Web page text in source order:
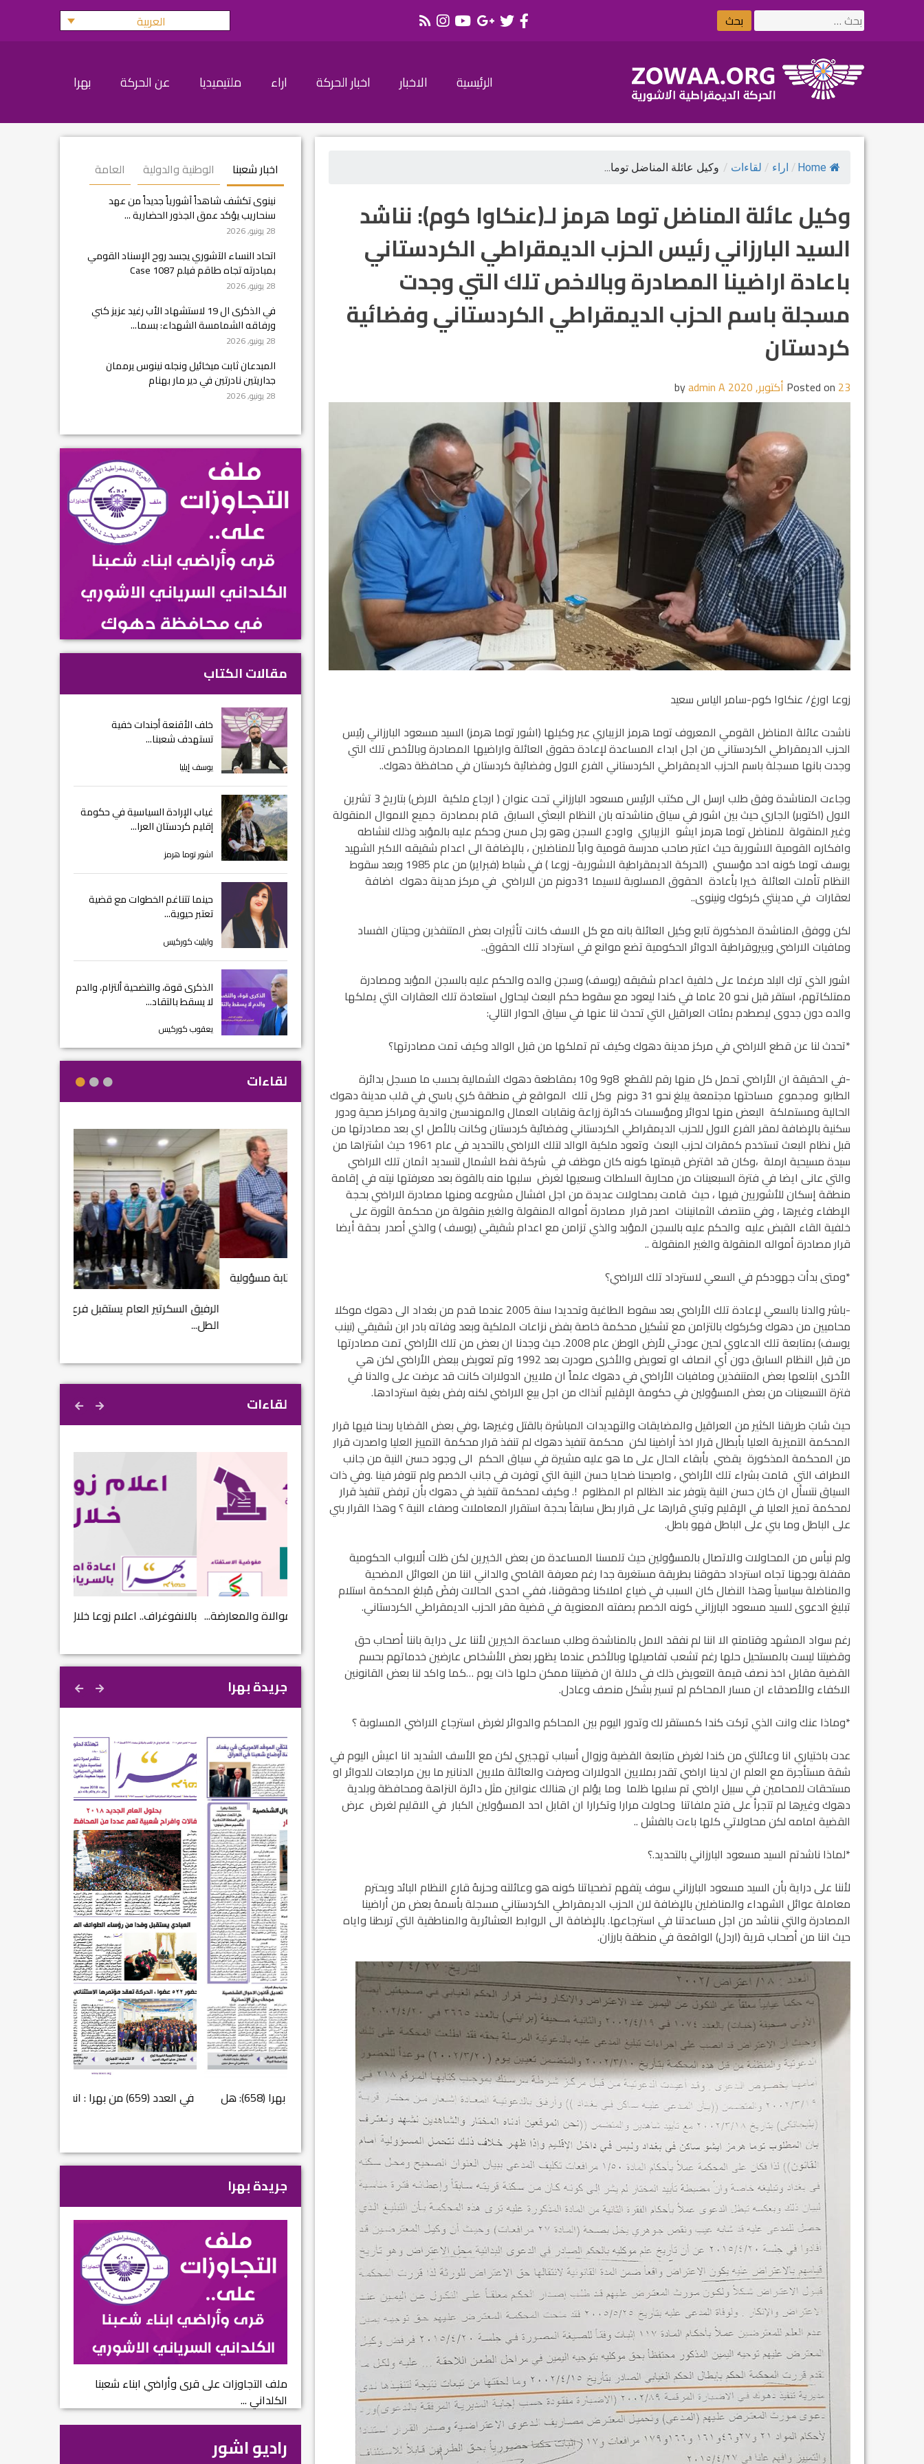
البحث
عن:
العربية
الرئيسية الاخبار اخبار الحركة اراء ملتيميديا عن الحركة بهرا
Home
/ اراء / لقاءات / وكيل عائلة المناضل توما...
وكيل عائلة المناضل توما هرمز لـ(عنكاوا كوم): نناشد
السيد البارزاني رئيس الحزب الديمقراطي الكردستاني
باعادة اراضينا المصادرة وبالاخص تلك التي وجدت
مسجلة باسم الحزب الديمقراطي الكردستاني وفضائية
كردستان
Posted on 23 أكتوبر, 2020 admin A
زوعا اورغ/ عنكاوا كوم-سامر الياس سعيد
ناشدت عائلة المناضل القومي المعروف توما هرمز الزيباري عبر وكيلها (اشور توما هرمز) السيد مسعود البارزاني رئيس
الحزب الديمقراطي الكردستاني من اجل ابداء المساعدة لإعادة حقوق العائلة واراضيها المصادرة وبالأخص تلك التي
وجدت بانها مسجلة باسم الحزب الديمقراطي الكردستاني الفرع الاول وفضائية كردستان في محافظة دهوك..
وجاءت المناشدة وفق طلب ارسل الى مكتب الرئيس مسعود البارزاني تحت عنوان ( ارجاع ملكية الارض) بتاريخ 3 تشرين
الاول (اكتوبر) الجاري حيث بين اشور في سياق مناشدته بان النظام البعثي السابق قام بمصادرة جميع الاموال المنقولة
وغير المنقولة للمناضل توما هرمز ايشو الزيباري واودع السجن وهو رجل مسن وحكم عليه بالمؤبد وذلك لنشاطه
وافكاره القومية الاشورية حيث اعتبر صاحب مدرسة قومية واباً للمناضلين ، بالإضافة الى اعدام شقيقه الاكبر الشهيد
يوسف توما كونه احد مؤسسي (الحركة الديمقراطية الاشورية- زوعا ) في شباط (فبراير) من عام 1985 وبعد سقوط
النظام تأملت العائلة خيرا بأعادة الحقوق المسلوبة لاسيما 31دونم من الاراضي في مركز مدينة دهوك اضافة
لعقارات في مدينتي كركوك ونينوى..
لكن ووفق المناشدة المذكورة تابع وكيل العائلة بانه مع كل الاسف كانت تأثيرات بعض المتنفذين وحيتان الفساد
ومافيات الاراضي وبيروقراطية الدوائر الحكومية تضع موانع في استرداد تلك الحقوق..
اشور الذي ترك البلد مرغما على خلفية اعدام شقيقه (يوسف) وسجن والده والحكم عليه بالسجن المؤبد ومصادرة
ممتلكاتهم، استقر قبل نحو 20 عاما في كندا ليعود مع سقوط حكم البعث ليحاول استعادة تلك العقارات التي يملكها
والده دون جدوى ليصطدم بمئات العراقيل التي تحدث لنا عنها في سياق الحوار التالي:
*تحدث لنا عن قطع الاراضي في مركز مدينة دهوك وكيف تم تملكها من قبل الوالد وكيف تمت مصادرتها؟
-في الحقيقة ان الأراضي تحمل كل منها رقم للقطع 8و9 و10 بمقاطعة دهوك الشمالية بحسب ما مسجل بدائرة
الطابو ومجموع مساحتها مجتمعة يبلغ نحو 31 دونم وكل تلك المواقع في منطقة كري باسي في قلب مدينة دهوك
الحالية ومستملكة البعض منها لدوائر ومؤسسات كدائرة زراعة ونقابات العمال والمهندسين واندية ومراكز صحية ودور
سكنية بالإضافة لمقر الفرع الاول للحزب الديمقراطي الكردستاني وفضائية كردستان وكانت بالأصل اي بعد مصادرتها من
قبل نظام البعث تستخدم كمقرات لحزب البعث وتعود ملكية الوالد لتلك الاراضي بالتحديد في عام 1961 حيث اشتراها من
سيدة مسيحية ارملة ،وكان قد اقترض قيمتها كونه كان موظف في شركة نفط الشمال لتسديد اثمان تلك الاراضي
والتي عانى ايضا في فترة السبعينات من محاربة السلطات وسعيها لغرض سلبها منه بالقوة بعد معرفتها نيته في إقامة
منطقة إسكان للأشوريين فيها ، حيث قامت بمحاولات عديدة من اجل افشال مشروعه ومنها مصادرة الاراضي بحجة
الإطفاء وغيرها ، وفي منتصف الثمانينات اصدر قرار مصادرة أمواله المنقولة والغير منقولة من محكمة الثورة على
خلفية القاء القبض عليه والحكم عليه بالسجن المؤبد والذي تزامن مع اعدام شقيقي (يوسف ) والذي أصدر بحقة أيضا
قرار مصادرة أمواله المنقولة والغير المنقولة ..
*ومتى بدأت جهودكم في السعي لاسترداد تلك الاراضي؟
-باشر والدنا بالسعي لإعادة تلك الأراضي بعد سقوط الطاغية وتحديدا سنة 2005 عندما قدم من بغداد الى دهوك موكلا
محاميين من دهوك وكركوك بالتزامن مع تشكيل محكمة خاصة بفض نزاعات الملكية وبعد وفاته بادر ابن شقيقي (نينب
يوسف) بمتابعة تلك الدعاوي لحين عودتي لأرض الوطن عام 2008. حيث وجدنا ان بعض من تلك الأراضي تمت مصادرتها
من قبل النظام السابق دون أي انصاف او تعويض والأخرى صودرت بعد 1992 وتم تعويض ببعض الأراضي لكن هي
الأخرى ابتلعها بعض المتنفذين ومافيات الأراضي في دهوك علماً ان ملايين الدولارات كانت قد عرضت على والدنا في
فترة التسعينات من بعض المسؤولين في حكومة الإقليم آنذاك من اجل بيع الاراضي لكنه رفض بغية استردادها.
حيث شابَ طريقنا الكثير من العراقيل والمضايقات والتهديدات المباشرة بالقتل وغيرها ،وفي بعض القضايا ربحنا فيها قرار
المحكمة التميزية العليا بأبطال قرار اخذ أراضينا لكن محكمة تنفيذ دهوك لم تنفذ قرار محكمة التمييز العليا واصدرت قرار
من المحكمة المذكورة يقضي بأبقاء الحال على ما هو عليه مشيرة في سياق الحكم الى وجود حسن النية من جانب
الاطراف التي قامت بشراء تلك الأراضي ، واصبحنا ضحايا حسن النية التي توفرت في جانب الخصم ولم تتوفر فينا .وفي ذات
السياق نتسأل ان كان حسن النية يتوفر عند الظالم ام المظلوم !. وكيف لمحكمة تنفيذ في دهوك بأن ترفض تنفيذ قرار
لمحكمة تميز العليا في الإقليم وتبني قرارها على قرار بطل سابقاً بحجة استقرار المعاملات وصفاء النية ؟ وهذا القرار بني
على الباطل وما بني على الباطل فهو باطل.
ولم نيأس من المحاولات والاتصال بالمسؤولين حيث تلمسنا المساعدة من بعض الخيرين لكن ظلت ألابواب الحكومية
مقفلة بوجهنا تجاه استرداد حقوقنا بطريقة مستغربة جدا رغم معرفة القاصي والداني اننا من العوائل المضحية
والمناضلة سياسياَ وهذا النضال كان السبب في ضياع املاكنا وحقوقنا، ففي احدى الحالات رفضَ مُبلغ المحكمة استلام
تبليغ الدعوى للسيد مسعود البارزاني كونه الخصم بصفته المعنوية في قضية مقر الحزب الديمقراطي الكردستاني.
رغم سواد المشهد وقتامتهِ الا اننا لم نفقد الامل بالمناشدة وطلب مساعدة الخيرين لأننا على دراية باننا أصحاب حق
وقضيتنا ليست بالمستحيل حلها رغم تشعب تفاصيلها وبالأخص عندما يظهر بعض الأشخاص عارضين خدماتهم بحسم
القضية مقابل اخذ نصف قيمة التعويض ذلك في دلالة ان قضيتنا ممكن حلها ذات يوم …كما واكد لنا بعض القانونين
الاكفاء والأصدقاء ان مسار المحاكم لم تسير بشكل منصف وعادل.
*وماذا عنك وانت الذي تركت كندا كمستقر لك وتدور اليوم بين المحاكم والدوائر لغرض استرجاع الاراضي المسلوبة ؟
عدت باختياري انا وعائلتي من كندا لغرض متابعة القضية وزوال أسباب تهجيري لكن مع الأسف الشديد انا اعيش اليوم في
شقة مستأجرة مع العلم ان لدينا اراضي تقدر بملايين الدولارات وصرفت والعائلة ملايين الدنانير ما بين مراجعات للدوائر او
مستحقات للمحامين في سبيل اراضي تم سلبها ظلما وما يؤلم ان هنالك عنوانين مثل دائرة النزاهة ومحافظة وبلدية
دهوك وغيرها لم تتجرأ على فتح ملفاتنا وحاولت مرارا وتكرارا ان اقابل احد المسؤولين الكبار في الاقليم لغرض عرض
القضية امامه لكن محاولاتي كلها باءت بالفشل ..
*لماذا ناشدتم السيد مسعود البارزاني بالتحديد.؟
لأننا على دراية بأن السيد مسعود البارزاني سوف يتفهم تضحياتنا كونه هو وعائلته وحزبهُ قارع النظام البائد ويحترم
معاملة عوائل الشهداء والمناضلين بالإضافة لان الحزب الديمقراطي الكردستاني مسجلة بأسمهُ بعض من أراضينا
المصادرة والتي نناشد من اجل مساعدتنا في استرجاعها. بالإضافة الى الروابط العشائرية والمناطقية التي تربطنا واياه
حيث اننا من أصحاب قرية (اردل) الواقعة في منطقة بارزان.
اخبار شعبنا الوطنية والدولية العامة
نينوى تكشف شاهداً آشورياً جديداً من عهد
سنحاريب يؤكد عمق الجذور الحضارية ...
28 يونيو, 2026
اتحاد النساء الآشوري يجسد روح الإسناد القومي
بمبادرته تجاه طاقم فيلم Case 1087
28 يونيو, 2026
في الذكرى ال 19 لاستشهاد الأب رغيد عزيز كني
ورفاقه الشمامسة الشهداء: بسما...
28 يونيو, 2026
المبدعان ثابت ميخائيل ونجله نينوس يرممان
جداريتين نادرتين في دير مار بهنام
28 يونيو, 2026
مقالات الكتاب
خلف الأقنعة أجندات خفية
تستهدف شعبنا...
يوسف إيليا
غياب الإرادة السياسية في حكومة
إقليم كردستان العرا...
اشور توما هرمز
حينما تتناغم الخطوات مع قضية
تعتبر حيوية...
وايليت كوركيس
الذكرى قوة، والتضحية ألتزام، والدم
لا يسقط بالتقاد...
يعقوب كوركيس
لقاءات
السكرتير العام يستقبل فرع اربيل لاتحاد
مشروع إنقاذ مدينة النمرود الأثرية.. زوعا أورغ في
م...
الرفيق السكرتير العام يستقبل فرع اربيل لاتحاد
لقاءات
نتائج الاستفتاء.. بين اعلان الموالاة والمعارضة... بالانفوغراف.. اعلام زوعا خلال عام 2017...
جريدة بهرا
انتهت عملي...
في العدد (659) من بهرا : انقضى عام النصر… م...
جريدة بهرا
ملف التجاوزات على قرى وأراضي ابناء شعبنا
الكلداني ...
راديو اشور